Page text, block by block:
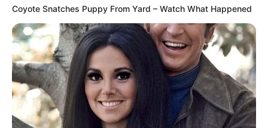
Coyote Snatches Puppy From Yard – Watch What Happened